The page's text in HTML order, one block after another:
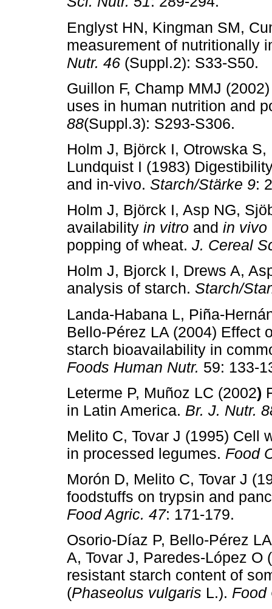
Englyst HN, Kingman SM,
measurement of nutritionally
Nutr. 46 (Suppl.2): S33-S50.
Guillon F, Champ MMJ
uses in human nutrition and
88(Suppl.3): S293-S306.
Holm J, Björck I, Otrowska
Lundquist I (1983)
and in-vivo. Starch/Stärke 9:
Holm J, Björck I, Asp NG,
availability in vitro and in vivo
popping of wheat. J. Cereal
Holm J, Bjorck I, Drews A,
analysis of starch. Starch/
Landa-Habana L, Piña-
Bello-Pérez LA (2004) Effect
starch bioavailability in
Foods Human Nutr. 59: 133-
Leterme P, Muñoz LC (2002)
in Latin America. Br. J. Nutr.
Melito C, Tovar J (1995) Cell
in processed legumes. Food
Morón D, Melito C, Tovar J
foodstuffs on trypsin and
Food Agric. 47: 171-179.
Osorio-Díaz P, Bello-Pérez
A, Tovar J, Paredes-López
resistant starch content of
(Phaseolus vulgaris L.). Food